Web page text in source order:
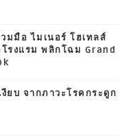
วมมือ ไมเนอร์ โฮเทลส์
รงแรม พลิกโฉม Grand
ยบ จากภาวะโรคกระดูก